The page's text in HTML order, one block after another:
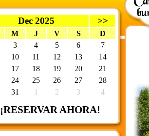
Dec 2025 >>
M J V S
D
3 4 5 6
7
10 11 12 13
14
17 18 19 20
21
24 25 26 27
28
31 1 2 3 4
¡RESERVAR AHORA!